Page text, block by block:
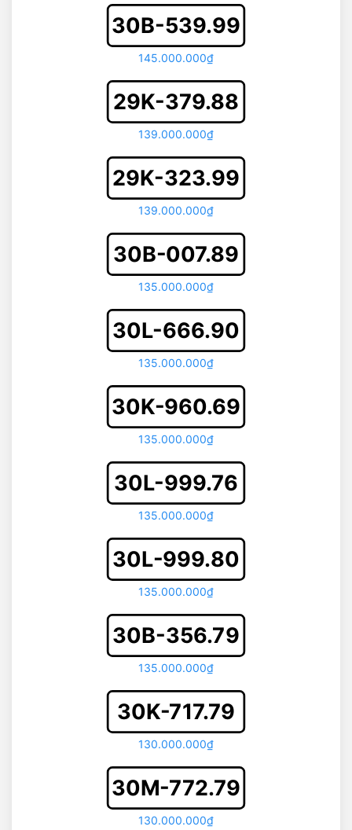
30B-539.99
145.000.000₫
29K-379.88
139.000.000₫
29K-323.99
139.000.000₫
30B-007.89
135.000.000₫
30L-666.90
135.000.000₫
30K-960.69
135.000.000₫
30L-999.76
135.000.000₫
30L-999.80
135.000.000₫
30B-356.79
135.000.000₫
30K-717.79
130.000.000₫
30M-772.79
130.000.000₫